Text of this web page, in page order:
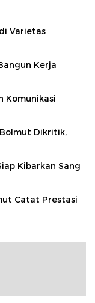
Varietas
Kerja
Komunikasi
Dikritik,
Kibarkan Sang
Catat Prestasi